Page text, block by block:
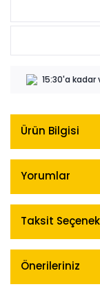
15:30'a kadar
Ürün Bilgisi
Yorumlar
Taksit
Önerileriniz